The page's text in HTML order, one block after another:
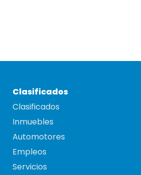
Clasificados
Clasificados
Inmuebles
Automotores
Empleos
Servicios